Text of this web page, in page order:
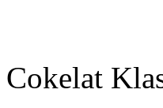
Cokelat